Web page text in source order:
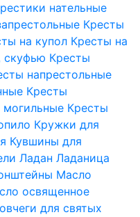
нательные
Кресты
на купол Кресты на
скуфью Кресты
напрестольные
Кресты
могильные Кресты
Кружки для
Кувшины для
Ладан Ладаница
Масло
освященное
для святых